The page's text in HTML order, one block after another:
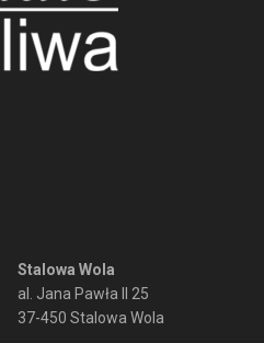
Stalowa Wola
al. Jana Pawła II 25
37-450 Stalowa Wola